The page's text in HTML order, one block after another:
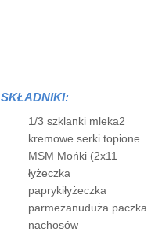
SKŁADNIKI:
1/3 szklanki mleka2
kremowe serki topione
MSM Mońki (2x11
łyżeczka
paprykiłyżeczka
parmezanuduża paczka
nachosów